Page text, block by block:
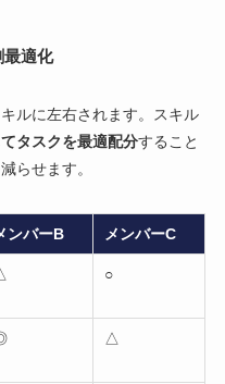
最適化
ルに左右されます。スキル
タスクを最適配分すること
らせます。
ンバーB メンバーC
○
△